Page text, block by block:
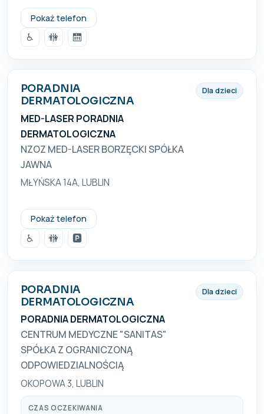
Pokaż telefon
+48 81 534 96 59
♿
🚻 🛗
PORADNIA
DERMATOLOGICZNA
MED-LASER PORADNIA
DERMATOLOGICZNA
NZOZ MED-LASER BORZĘCKI SPÓŁKA
JAWNA
MŁYŃSKA 14A, LUBLIN
Dla dzieci
Pokaż telefon
815329090
♿
🚻 🅿️
PORADNIA
DERMATOLOGICZNA
PORADNIA DERMATOLOGICZNA
CENTRUM MEDYCZNE "SANITAS"
SPÓŁKA Z OGRANICZONĄ
ODPOWIEDZIALNOŚCIĄ
OKOPOWA 3, LUBLIN
Dla dzieci
CZAS OCZEKIWANIA